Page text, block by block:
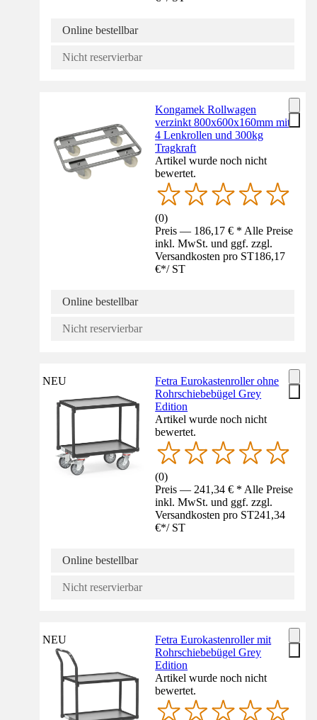
Online bestellbar
Nicht reservierbar
Kongamek Rollwagen
verzinkt 800x600x160mm mit
4 Lenkrollen und 300kg
Tragkraft
Artikel wurde noch nicht
bewertet.
(0)
Preis — 186,17 € * Alle Preise
inkl. MwSt. und ggf. zzgl.
Versandkosten pro ST186,17
€*/ ST
Online bestellbar
Nicht reservierbar
NEU
Fetra Eurokastenroller ohne
Rohrschiebebügel Grey
Edition
Artikel wurde noch nicht
bewertet.
(0)
Preis — 241,34 € * Alle Preise
inkl. MwSt. und ggf. zzgl.
Versandkosten pro ST241,34
€*/ ST
Online bestellbar
Nicht reservierbar
NEU
Fetra Eurokastenroller mit
Rohrschiebebügel Grey
Edition
Artikel wurde noch nicht
bewertet.